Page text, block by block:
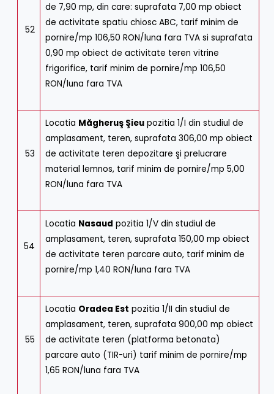
52
de 7,90 mp, din care: suprafata 7,00 mp obiect
de activitate spatiu chiosc ABC, tarif minim de
pornire/mp 106,50 RON/luna fara TVA si suprafata
0,90 mp obiect de activitate teren vitrine
frigorifice, tarif minim de pornire/mp 106,50
RON/luna fara TVA
53
Locatia Măgheruş Şieu pozitia 1/I din studiul de
amplasament, teren, suprafata 306,00 mp obiect
de activitate teren depozitare şi prelucrare
material lemnos, tarif minim de pornire/mp 5,00
RON/luna fara TVA
54
Locatia Nasaud pozitia 1/V din studiul de
amplasament, teren, suprafata 150,00 mp obiect
de activitate teren parcare auto, tarif minim de
pornire/mp 1,40 RON/luna fara TVA
55
Locatia Oradea Est pozitia 1/II din studiul de
amplasament, teren, suprafata 900,00 mp obiect
de activitate teren (platforma betonata)
parcare auto (TIR-uri) tarif minim de pornire/mp
1,65 RON/luna fara TVA